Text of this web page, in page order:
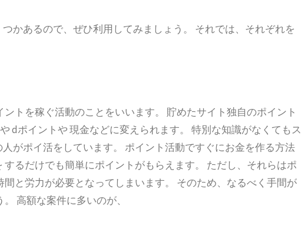
かあるので、ぜひ利用してみましょう。 それでは、それぞれを
トを稼ぐ活動のことをいいます。 貯めたサイト独自のポイント
dポイントや 現金などに変えられます。 特別な知識がなくてもス
がポイ活をしています。 ポイント活動ですぐにお金を作る方法
るだけでも簡単にポイントがもらえます。 ただし、それらはポ
と労力が必要となってしまいます。 そのため、なるべく手間が
高額な案件に多いのが、